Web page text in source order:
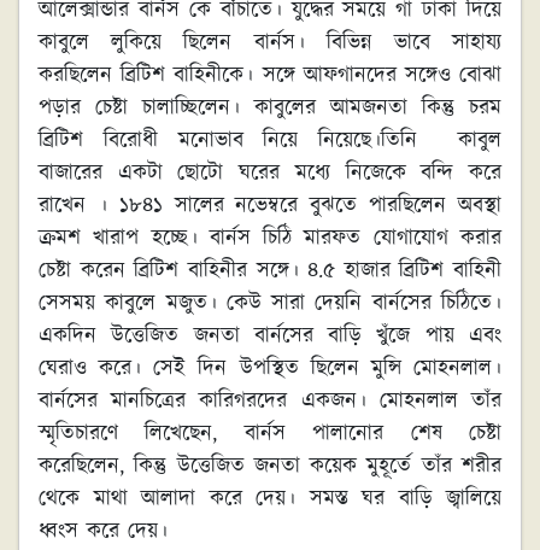
আলেক্সান্ডার বার্নস কে বাঁচাতে। যুদ্ধের সময়ে গা ঢাকা দিয়ে
কাবুলে লুকিয়ে ছিলেন বার্নস। বিভিন্ন ভাবে সাহায্য
করছিলেন ব্রিটিশ বাহিনীকে। সঙ্গে আফগানদের সঙ্গেও বোঝা
পড়ার চেষ্টা চালাচ্ছিলেন। কাবুলের আমজনতা কিন্তু চরম
ব্রিটিশ বিরোধী মনোভাব নিয়ে নিয়েছে।তিনি কাবুল
বাজারের একটা ছোটো ঘরের মধ্যে নিজেকে বন্দি করে
রাখেন । ১৮৪১ সালের নভেম্বরে বুঝতে পারছিলেন অবস্থা
ক্রমশ খারাপ হচ্ছে। বার্নস চিঠি মারফত যোগাযোগ করার
চেষ্টা করেন ব্রিটিশ বাহিনীর সঙ্গে। ৪.৫ হাজার ব্রিটিশ বাহিনী
সেসময় কাবুলে মজুত। কেউ সারা দেয়নি বার্নসের চিঠিতে।
একদিন উত্তেজিত জনতা বার্নসের বাড়ি খুঁজে পায় এবং
ঘেরাও করে। সেই দিন উপস্থিত ছিলেন মুন্সি মোহনলাল।
বার্নসের মানচিত্রের কারিগরদের একজন। মোহনলাল তাঁর
স্মৃতিচারণে লিখেছেন, বার্নস পালানোর শেষ চেষ্টা
করেছিলেন, কিন্তু উত্তেজিত জনতা কয়েক মুহূর্তে তাঁর শরীর
থেকে মাথা আলাদা করে দেয়। সমস্ত ঘর বাড়ি জ্বালিয়ে
ধ্বংস করে দেয়।